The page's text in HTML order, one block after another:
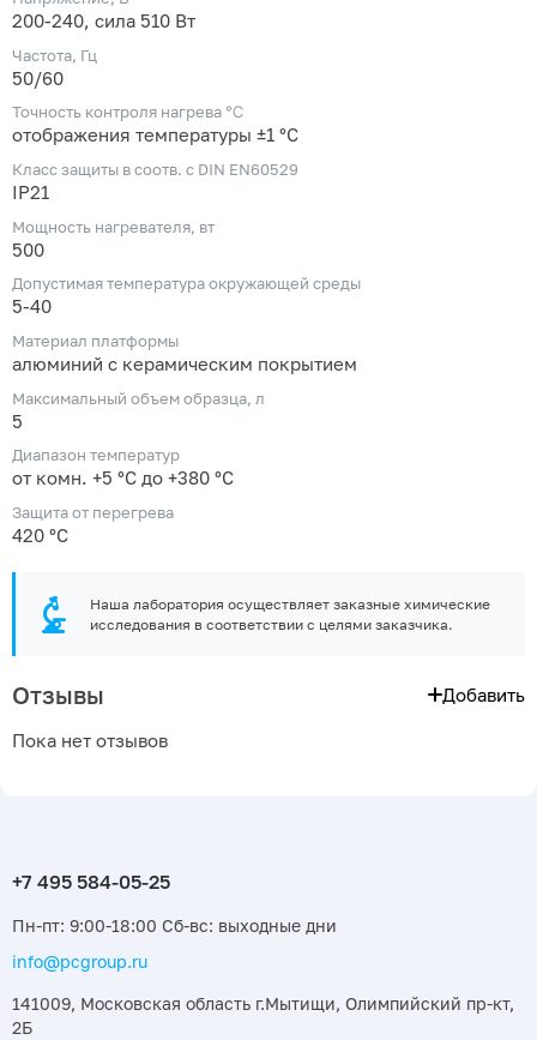
200-240, сила 510 Вт
Частота, Гц
50/60
Точность контроля нагрева ℃
отображения температуры ±1 °С
Класс защиты в соотв. с DIN EN60529
IP21
Мощность нагревателя, вт
500
Допустимая температура окружающей среды
5-40
Материал платформы
алюминий с керамическим покрытием
Максимальный объем образца, л
5
Диапазон температур
от комн. +5 °C до +380 °C
Защита от перегрева
420 °С
Наша лаборатория осуществляет заказные химические
исследования в соответствии с целями заказчика.
Отзывы Добавить
Пока нет отзывов
Пн-пт: 9:00-18:00 Сб-вс: выходные дни
info@pcgroup.ru
141009, Московская область г.Мытищи, Олимпийский пр-кт,
2Б